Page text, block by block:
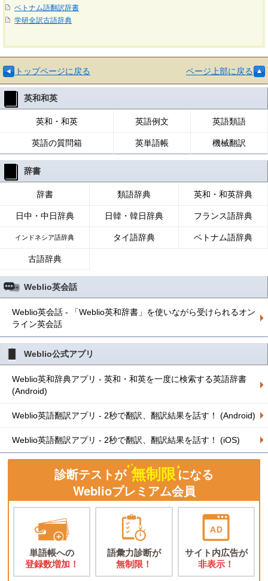
ベトナム語翻訳辞書
学研全訳古語辞典
トップページに戻る ページ上部に戻る
英和和英
英和・和英 英語例文 英語類語
英語の質問箱 英単語帳 機械翻訳
辞書
辞書 類語辞典 英和・和英辞典
日中・中日辞典 日韓・韓日辞典 フランス語辞典
インドネシア語辞典 タイ語辞典 ベトナム語辞典
古語辞典
Weblio英会話
Weblio英会話 - 「Weblio英和辞書」を使いながら受けられるオン
ライン英会話
Weblio公式アプリ
Weblio英和辞典アプリ - 英和・和英を一度に検索する英語辞書
(Android)
Weblio英語翻訳アプリ - 2秒で翻訳、翻訳結果を話す！ (Android)
Weblio英語翻訳アプリ - 2秒で翻訳、翻訳結果を話す！ (iOS)
診断テストが 無制限になる
Weblioプレミアム会員
単語帳への
登録数増加！
語彙力診断が
無制限！
サイト内広告が
非表示！